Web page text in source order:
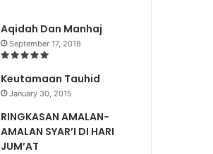
Aqidah Dan Manhaj
September 17, 2018
Keutamaan Tauhid
January 30, 2015
RINGKASAN AMALAN-
AMALAN SYAR’I DI HARI
JUM’AT